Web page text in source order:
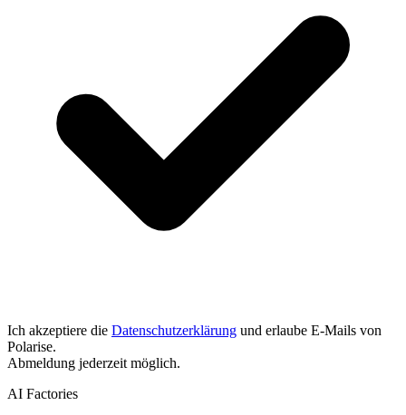
Ich akzeptiere die Datenschutzerklärung und erlaube E-Mails von
Polarise.
Abmeldung jederzeit möglich.
AI Factories